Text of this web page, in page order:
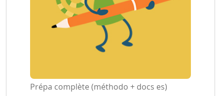
Prépa complète (méthodo + docs es)